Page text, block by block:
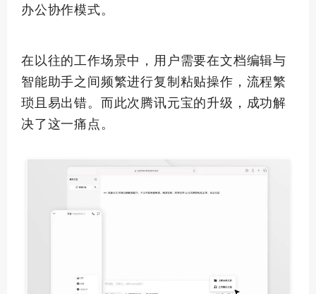
办公协作模式。
在以往的工作场景中，用户需要在文档编辑与
智能助手之间频繁进行复制粘贴操作，流程繁
琐且易出错。而此次腾讯元宝的升级，成功解
决了这一痛点。